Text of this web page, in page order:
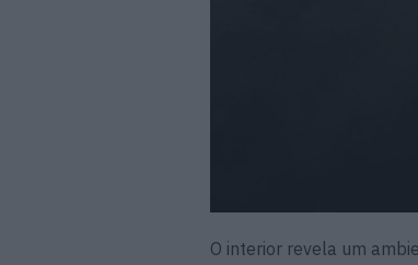
O interior revela um